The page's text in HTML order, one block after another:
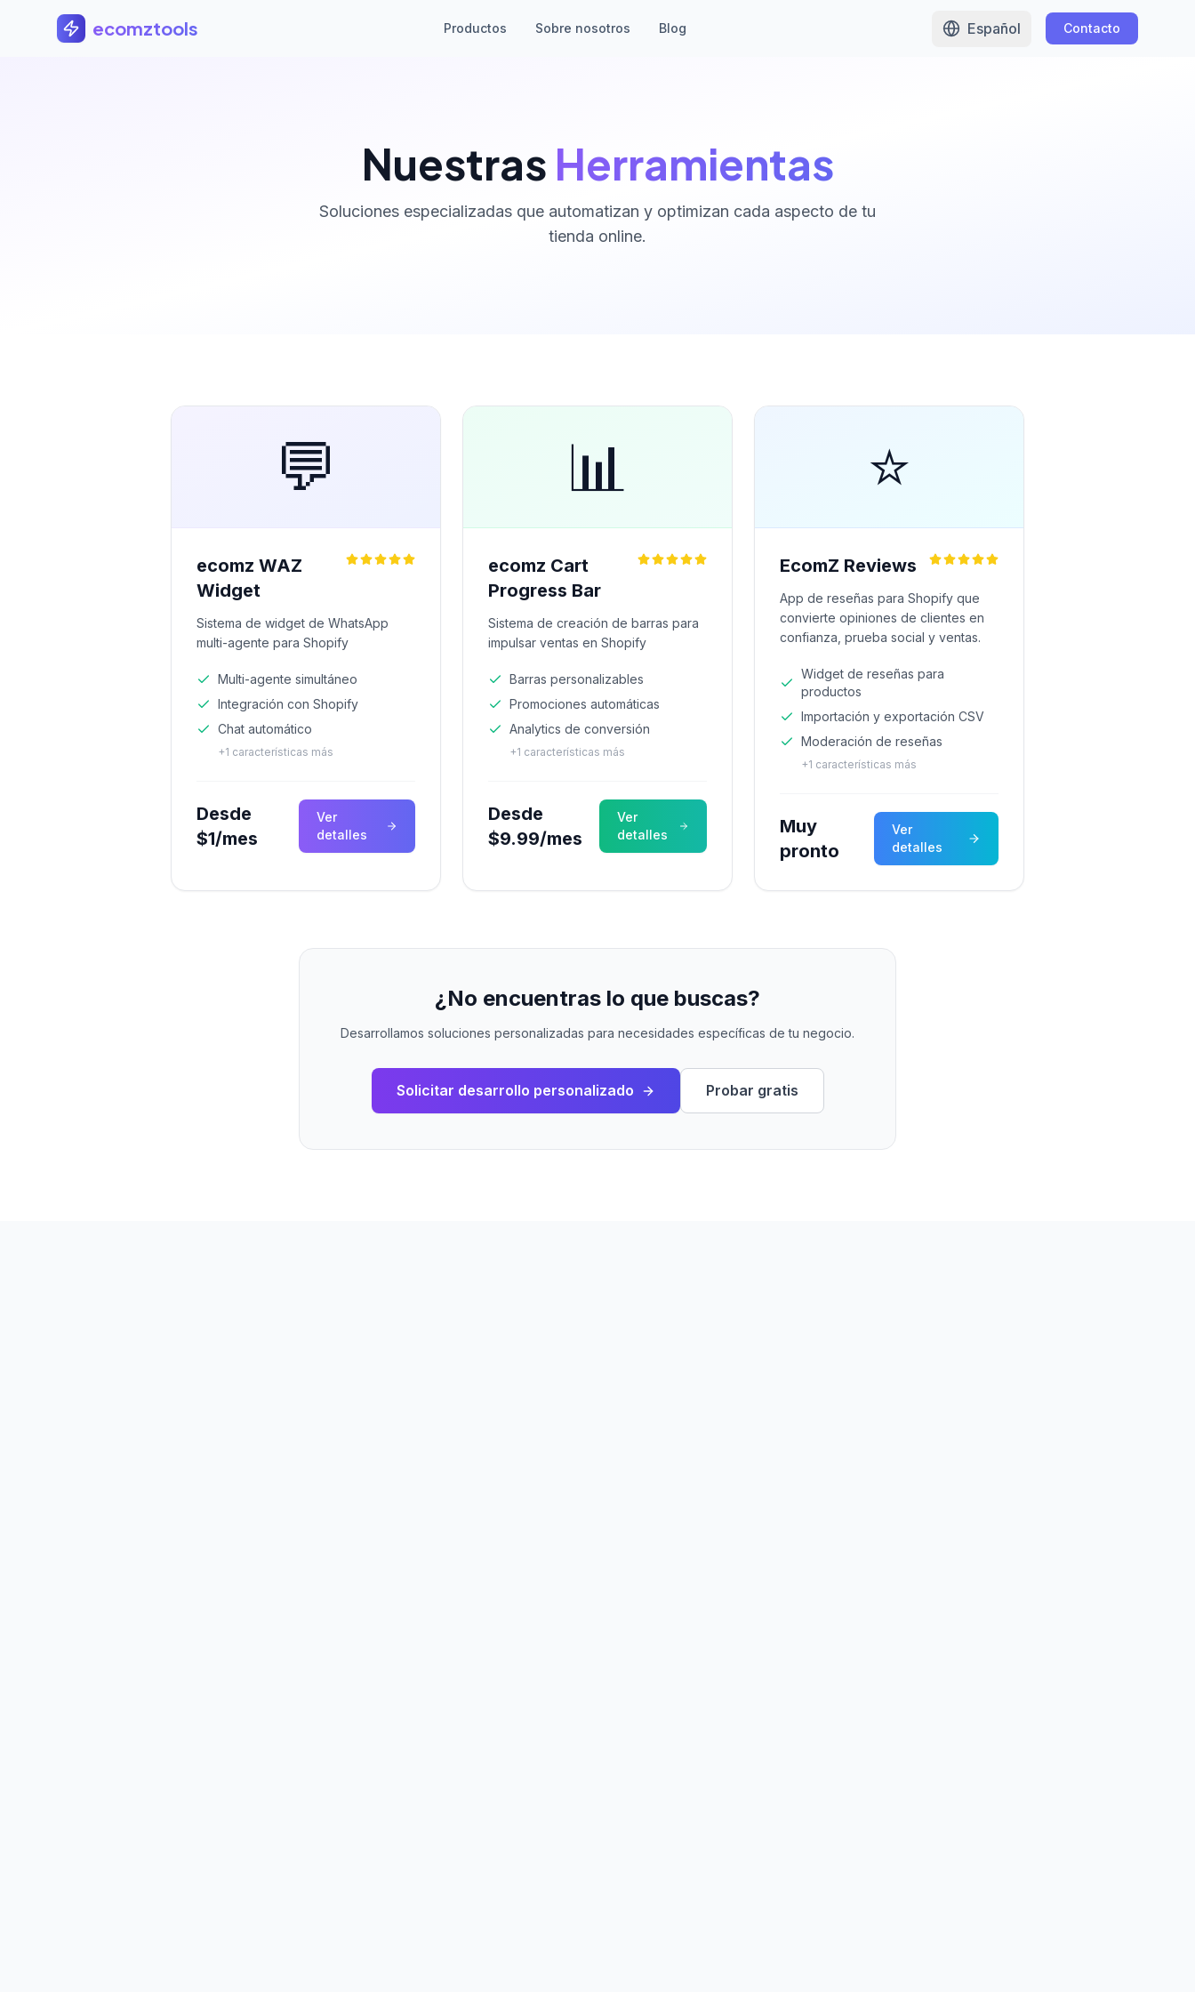
Saltar al contenido principal
ecomztools Productos Sobre nosotros Blog Español Contacto
Nuestras Herramientas
Soluciones especializadas que automatizan y optimizan cada aspecto de tu
tienda online.
💬
ecomz WAZ
Widget
Sistema de widget de WhatsApp
multi-agente para Shopify
Multi-agente simultáneo
Integración con Shopify
Chat automático
+1 características más
Desde
$1/mes
Ver
detalles
📊
ecomz Cart
Progress Bar
Sistema de creación de barras para
impulsar ventas en Shopify
Barras personalizables
Promociones automáticas
Analytics de conversión
+1 características más
Desde
$9.99/mes
Ver
detalles
⭐
EcomZ Reviews
App de reseñas para Shopify que
convierte opiniones de clientes en
confianza, prueba social y ventas.
Widget de reseñas para
productos
Importación y exportación CSV
Moderación de reseñas
+1 características más
Muy
pronto
Ver
detalles
¿No encuentras lo que buscas?
Desarrollamos soluciones personalizadas para necesidades específicas de tu negocio.
Solicitar desarrollo personalizado Probar gratis